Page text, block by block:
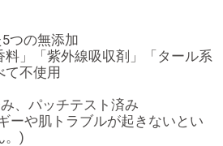
つの無添加
料」「紫外線吸収剤」「タール系
て不使用
、パッチテスト済み
ーや肌トラブルが起きないとい
。)